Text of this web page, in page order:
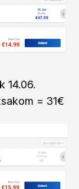
14.06.
= 31€